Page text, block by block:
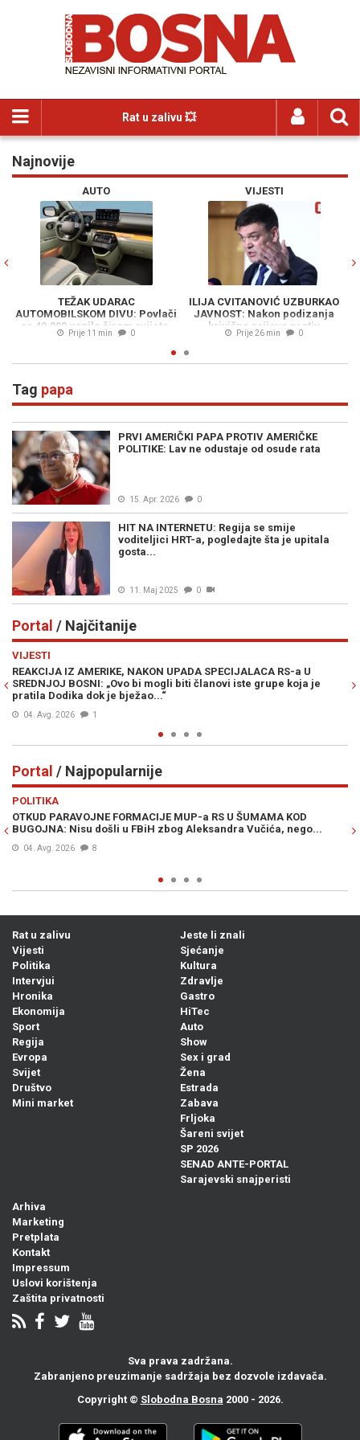
Rat u zalivu 💥
Najnovije
AUTO
TEŽAK UDARAC
AUTOMOBILSKOM DIVU: Povlači
se 40.000 vozila širom svijeta,
poznat i razlog...
Prije 11 min 0
VIJESTI
ILIJA CVITANOVIĆ UZBURKAO
JAVNOST: Nakon podizanja
krivične prijave protiv
predsjednika HDZ-a 1990,
Prije 26 min 0
Tag papa
PRVI AMERIČKI PAPA PROTIV AMERIČKE
POLITIKE: Lav ne odustaje od osude rata
15. Apr. 2026 0
HIT NA INTERNETU: Regija se smije
voditeljici HRT-a, pogledajte šta je upitala
gosta...
11. Maj 2025 0
Portal / Najčitanije
VIJESTI
REAKCIJA IZ AMERIKE, NAKON UPADA SPECIJALACA RS-a U
SREDNJOJ BOSNI: „Ovo bi mogli biti članovi iste grupe koja je
pratila Dodika dok je bježao...“
04. Avg. 2026 1
Portal / Najpopularnije
POLITIKA
OTKUD PARAVOJNE FORMACIJE MUP-a RS U ŠUMAMA KOD
BUGOJNA: Nisu došli u FBiH zbog Aleksandra Vučića, nego...
04. Avg. 2026 8
Rat u zalivu
Vijesti
Politika
Intervjui
Hronika
Ekonomija
Sport
Regija
Evropa
Svijet
Društvo
Mini market
Jeste li znali
Sjećanje
Kultura
Zdravlje
Gastro
HiTec
Auto
Show
Sex i grad
Žena
Estrada
Zabava
Frljoka
Šareni svijet
SP 2026
SENAD ANTE-PORTAL
Sarajevski snajperisti
Arhiva
Marketing
Pretplata
Kontakt
Impressum
Uslovi korištenja
Zaštita privatnosti
Sva prava zadržana.
Zabranjeno preuzimanje sadržaja bez dozvole izdavača.
Copyright © Slobodna Bosna 2000 - 2026.